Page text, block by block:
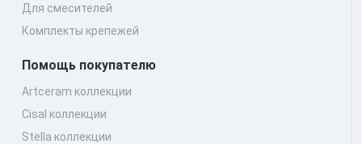
Для смесителей
Комплекты крепежей
Помощь покупателю
Artceram коллекции
Cisal коллекции
Stella коллекции